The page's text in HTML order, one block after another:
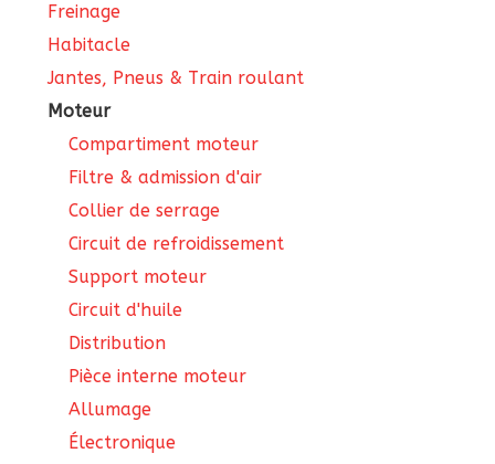
Freinage
Habitacle
Jantes, Pneus & Train roulant
Moteur
Compartiment moteur
Filtre & admission d'air
Collier de serrage
Circuit de refroidissement
Support moteur
Circuit d'huile
Distribution
Pièce interne moteur
Allumage
Électronique